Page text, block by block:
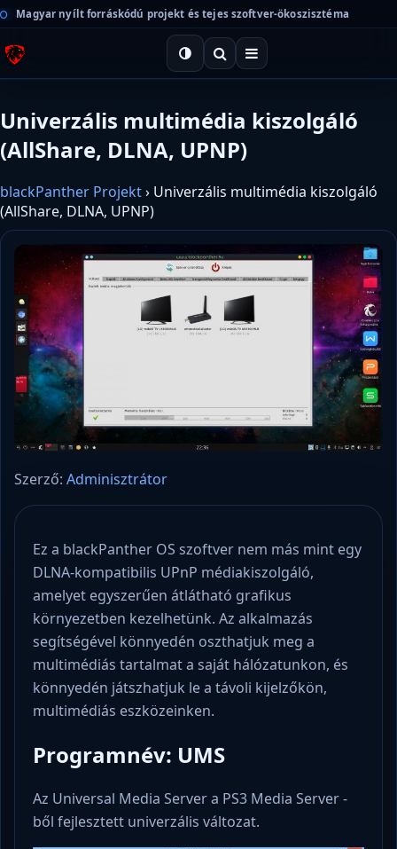
Magyar nyílt forráskódú projekt és tejes szoftver-ökoszisztéma
Univerzális multimédia kiszolgáló
(AllShare, DLNA, UPNP)
blackPanther Projekt› Univerzális multimédia kiszolgáló
(AllShare, DLNA, UPNP)
Szerző: Adminisztrátor
Ez a blackPanther OS szoftver nem más mint egy
DLNA-kompatibilis UPnP médiakiszolgáló,
amelyet egyszerűen átlátható grafikus
környezetben kezelhetünk. Az alkalmazás
segítségével könnyedén oszthatjuk meg a
multimédiás tartalmat a saját hálózatunkon, és
könnyedén játszhatjuk le a távoli kijelzőkön,
multimédiás eszközeinken.
Programnév: UMS
Az Universal Media Server a PS3 Media Server -
ből fejlesztett univerzális változat.